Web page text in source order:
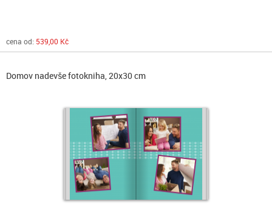
cena od: 539,00 Kč
Domov nadevše fotokniha, 20x30 cm